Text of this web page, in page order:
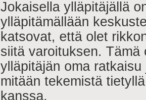
Jokaisella ylläpitäjällä
ylläpitämällään
katsovat, että olet
siitä varoituksen.
ylläpitäjän oma
mitään tekemistä
kanssa.